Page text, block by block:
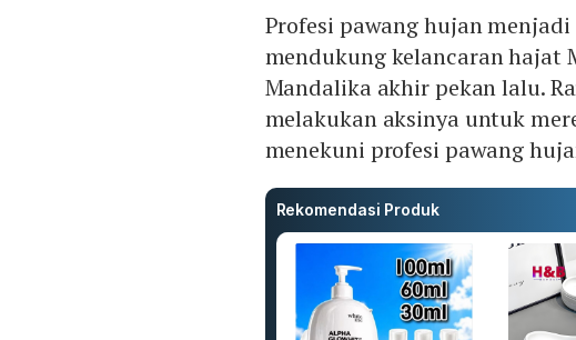
Profesi pawang hujan
mendukung kelancaran hajat
Mandalika akhir pekan lalu.
melakukan aksinya untuk
menekuni profesi pawang
Rekomendasi Produk